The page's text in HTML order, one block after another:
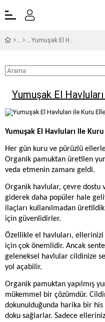
Yumuşak El Havluları ile Kuru Ellere Veda Edin
Yumuşak El
Yumuşak El Havluları ile
Her gün kuru ve pürüzlü ellerle
Organik pamuktan üretilen
veda etmenin zamanı geldi.
Organik havlular, çevre dostu
giderek daha popüler hale
ilaçları kullanılmadan
için güvenlidirler.
Özellikle el havluları,
için çok önemlidir. Ancak
geleneksel havlular cildinize
yol açabilir.
Organik pamuktan yapılmış
mükemmel bir çözümdür.
dokunulduğunda harika bir
doku sağlarlar. Sadece